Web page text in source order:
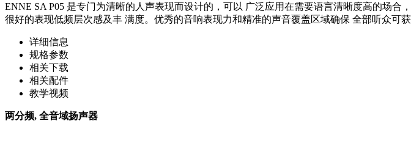
ENNE SA P05 是专门为清晰的人声表现而设计的，可以 广泛应用在需要语言清晰度高的场
很好的表现低频层次感及丰 满度。优秀的音响表现力和精准的声音覆盖区域确保 全部听众可获
详细信息
规格参数
相关下载
相关配件
教学视频
两分频, 全音域扬声器